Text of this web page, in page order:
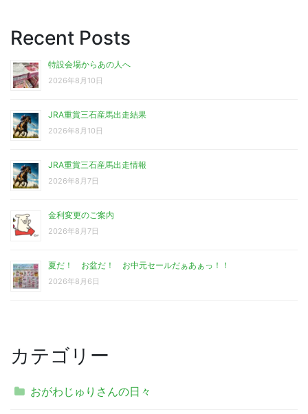
Recent Posts
特設会場からあの人へ
2026年8月10日
JRA重賞三石産馬出走結果
2026年8月10日
JRA重賞三石産馬出走情報
2026年8月7日
金利変更のご案内
2026年8月7日
夏だ！ お盆だ！ お中元セールだぁあぁっ！！
2026年8月6日
カテゴリー
おがわじゅりさんの日々